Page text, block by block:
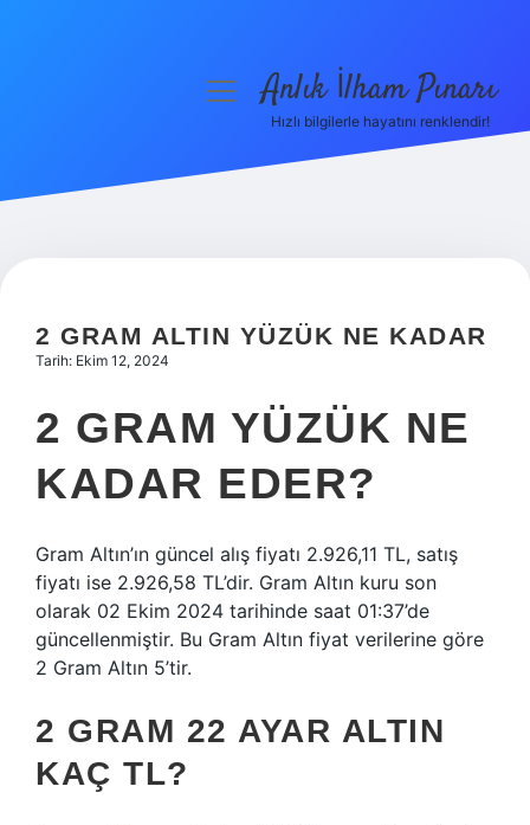
Hakkımızda
menüyüAnlık İlham Pınarı
Hızlı bilgilerle hayatını renklendir!
2 GRAM ALTIN YÜZÜK NE KADAR
Tarih: Ekim 12, 2024
2 GRAM YÜZÜK NE
KADAR EDER?
Gram Altın’ın güncel alış fiyatı 2.926,11 TL, satış
fiyatı ise 2.926,58 TL’dir. Gram Altın kuru son
olarak 02 Ekim 2024 tarihinde saat 01:37’de
güncellenmiştir. Bu Gram Altın fiyat verilerine göre
2 Gram Altın 5’tir.
2 GRAM 22 AYAR ALTIN
KAÇ TL?